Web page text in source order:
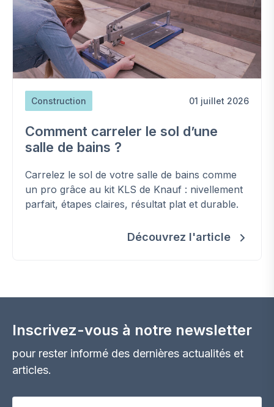
Construction 01 juillet 2026
Comment carreler le sol d’une
salle de bains ?
Carrelez le sol de votre salle de bains comme
un pro grâce au kit KLS de Knauf : nivellement
parfait, étapes claires, résultat plat et durable.
Découvrez l'article
Inscrivez-vous à notre newsletter
pour rester informé des dernières actualités et
articles.